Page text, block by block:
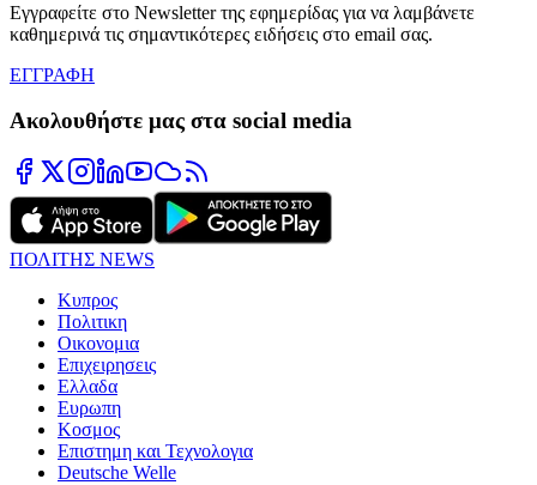
Εγγραφείτε στο Newsletter της εφημερίδας για να λαμβάνετε
καθημερινά τις σημαντικότερες ειδήσεις στο email σας.
ΕΓΓΡΑΦΗ
Ακολουθήστε μας στα social media
ΠΟΛΙΤΗΣ NEWS
Κυπρος
Πολιτικη
Οικονομια
Επιχειρησεις
Ελλαδα
Ευρωπη
Κοσμος
Επιστημη και Τεχνολογια
Deutsche Welle